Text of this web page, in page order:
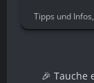
Tipps und
🎉 Tauche